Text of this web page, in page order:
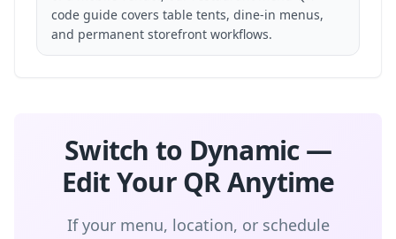
code guide covers table tents, dine-in menus,
and permanent storefront workflows.
Switch to Dynamic —
Edit Your QR Anytime
If your menu, location, or schedule